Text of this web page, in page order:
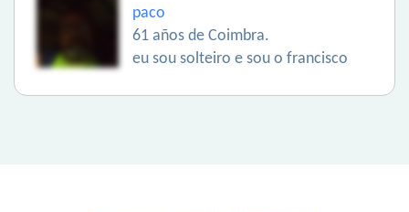
paco
61 años de Coimbra.
eu sou solteiro e sou o francisco